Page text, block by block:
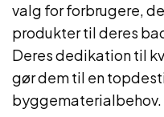
valg for forbrugere,
produkter til deres
Deres dedikation til
gør dem til en
byggematerialbehov.